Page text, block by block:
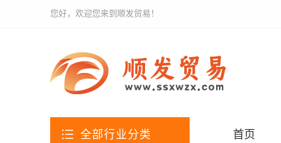
您好，欢迎您来到顺发贸易！
全部行业分类 首页